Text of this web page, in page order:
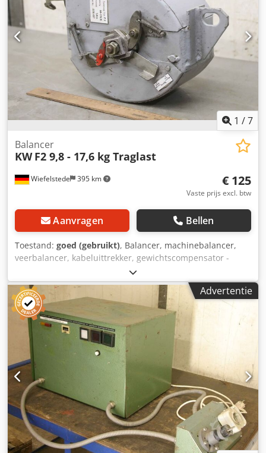
1 /7
Wiefelstede 395 km
Balancer
KW F2 9,8 - 17,6 kg Traglast
€ 125
Vaste prijs excl. btw
Aanvragen Bellen
Toestand: goed (gebruikt), Balancer, machinebalancer,
veerbalancer, kabeluittrekker, gewichtscompensator -
Fabrikant: KW, veerbalancer type F2 met vergrendeling -
Belastingscapaciteit: 98–176 N Dodpfoir E S Ijx Ai Iokr -
Kabellengte: 1,9 m - Aantal: 2 stuks veerbalancers
beschikbaar - Prijs: per stuk - Afmetingen: 225/125/H340
mm - Eigen gewicht: 10,3 kg/stuk
Advertentie